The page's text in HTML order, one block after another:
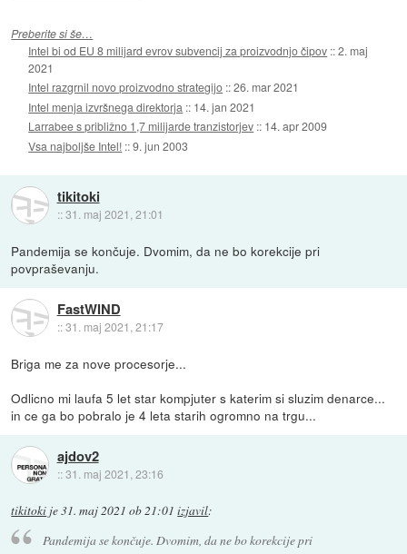
Preberite si še…
Intel bi od EU 8 milijard evrov subvencij za proizvodnjo čipov ::2. maj
2021
Intel razgrnil novo proizvodno strategijo ::26. mar 2021
Intel menja izvršnega direktorja :: 14. jan 2021
Larrabee s približno 1,7 milijarde tranzistorjev :: 14. apr 2009
Vsa najboljše Intel! ::9. jun 2003
tikitoki
::31. maj 2021, 21:01
Pandemija se končuje. Dvomim, da ne bo korekcije pri
povpraševanju.
FastWIND
::31. maj 2021, 21:17
Briga me za nove procesorje...
Odlicno mi laufa 5 let star kompjuter s katerim si sluzim denarce...
in ce ga bo pobralo je 4 leta starih ogromno na trgu...
ajdov2
::31. maj 2021, 23:16
tikitoki je31. maj 2021 ob 21:01 izjavil:
Pandemija se končuje. Dvomim, da ne bo korekcije pri